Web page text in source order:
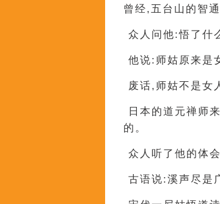
曾经,五台山的智
众人问他:悟了什
他说:师姑原来
废话,师姑不
日本的道元
的。
众人听了他
古语说:溪声